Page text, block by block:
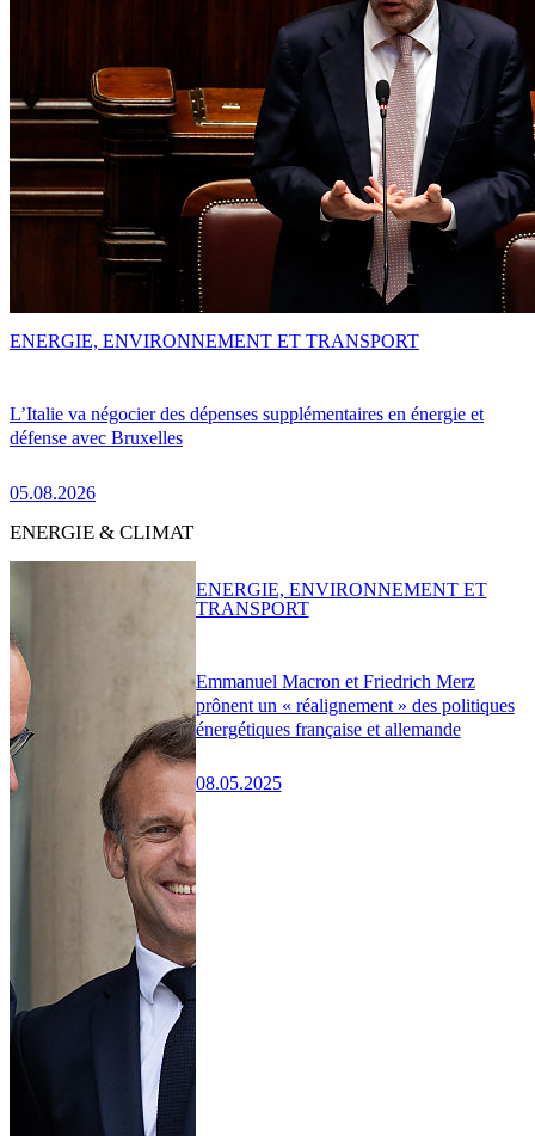
L’Italie va négocier des dépenses supplémentaires en énergie et
défense avec Bruxelles
05.08.2026
ENERGIE, ENVIRONNEMENT ET TRANSPORT
ENERGIE & CLIMAT
Emmanuel Macron et Friedrich Merz
prônent un « réalignement » des politiques
énergétiques française et allemande
08.05.2025
ENERGIE, ENVIRONNEMENT ET
TRANSPORT